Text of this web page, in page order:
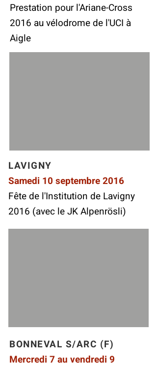
Prestation pour l'Ariane-Cross
2016 au vélodrome de l'UCI à
Aigle
LAVIGNY
Samedi 10 septembre 2016
Fête de l'Institution de Lavigny
2016 (avec le JK Alpenrösli)
BONNEVAL S/ARC (F)
Mercredi 7 au vendredi 9